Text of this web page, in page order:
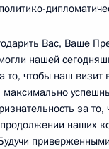
Вас, Ваше
нашей
то, чтобы наш визит
за
наших